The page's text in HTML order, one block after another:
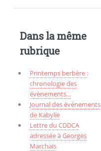
Dans la même
rubrique
Printemps berbère :
chronologie des
évènements...
Journal des événements
de Kabylie
Lettre du CDDCA
adressée à Georges
Marchais